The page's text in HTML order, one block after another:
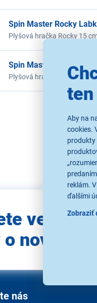
Aby na
cookies.
produkty
reklám.
ďalšími
Zobraziť
Spin Master Rocky
Plyšová hračka Rocky 15
Spin Master Zuma
Plyšová hračka Zuma 15
vedieť
nás